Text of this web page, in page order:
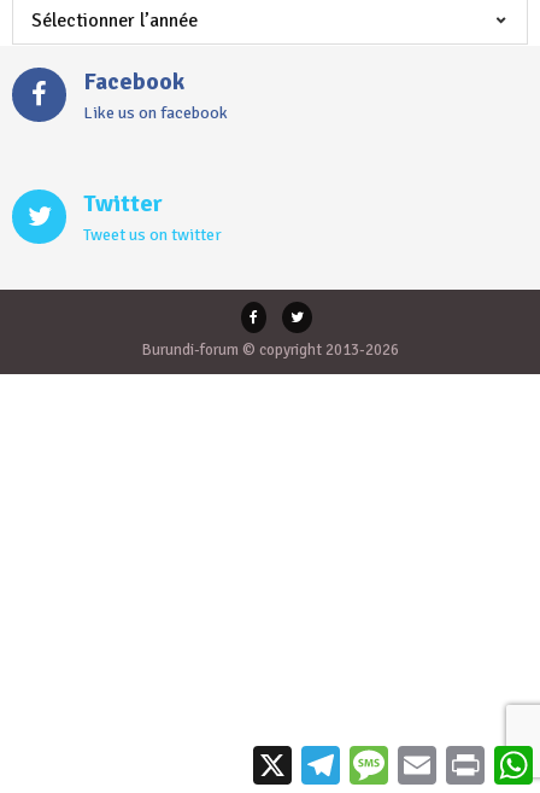
Facebook
Like us on facebook
Twitter
Tweet us on twitter
Burundi-forum © copyright 2013-2026
X TelegramMessageEmail Print